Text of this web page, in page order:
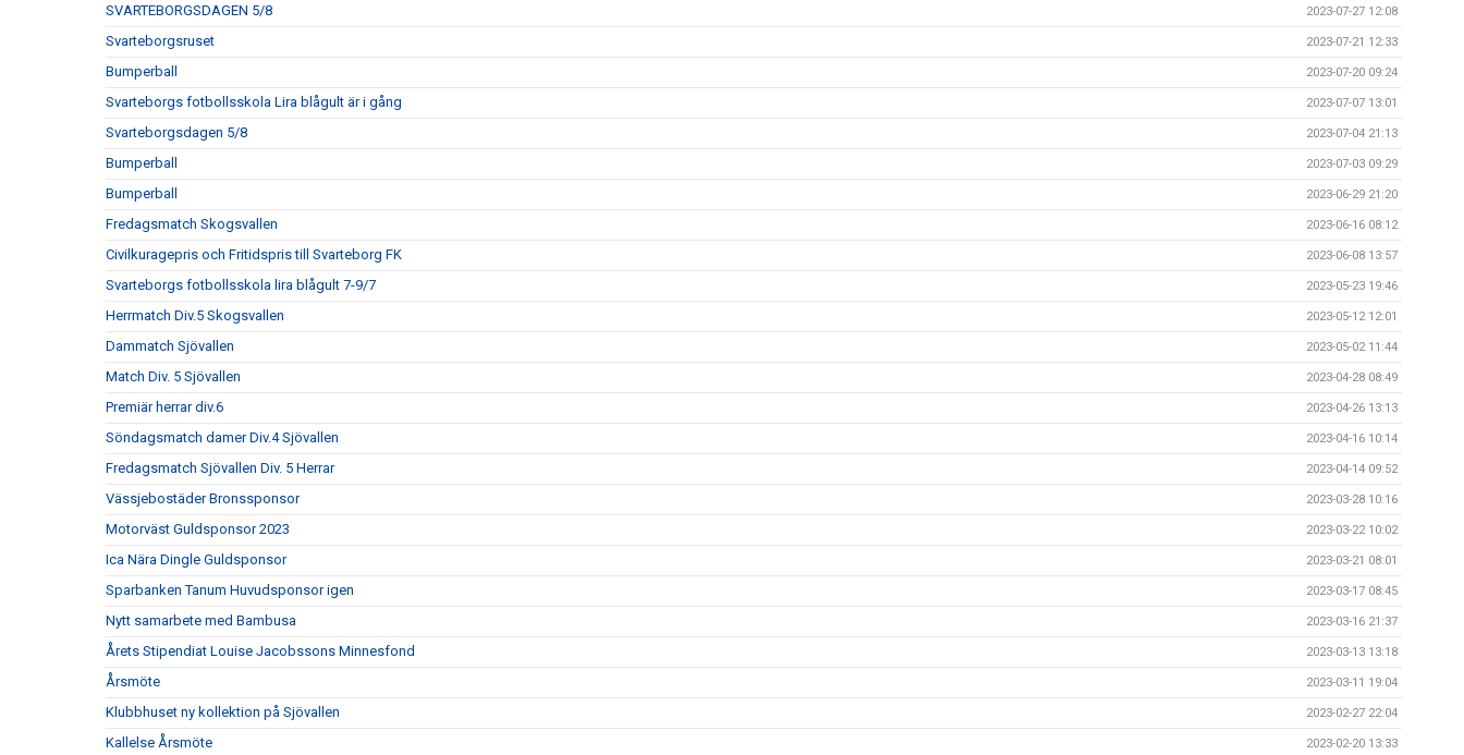
SVARTEBORGSDAGEN 5/8 2023-07-27 12:08
Svarteborgsruset 2023-07-21 12:33
Bumperball 2023-07-20 09:24
Svarteborgs fotbollsskola Lira blågult är i gång 2023-07-07 13:01
Svarteborgsdagen 5/8 2023-07-04 21:13
Bumperball 2023-07-03 09:29
Bumperball 2023-06-29 21:20
Fredagsmatch Skogsvallen 2023-06-16 08:12
Civilkuragepris och Fritidspris till Svarteborg FK 2023-06-08 13:57
Svarteborgs fotbollsskola lira blågult 7-9/7 2023-05-23 19:46
Herrmatch Div.5 Skogsvallen 2023-05-12 12:01
Dammatch Sjövallen 2023-05-02 11:44
Match Div. 5 Sjövallen 2023-04-28 08:49
Premiär herrar div.6 2023-04-26 13:13
Söndagsmatch damer Div.4 Sjövallen 2023-04-16 10:14
Fredagsmatch Sjövallen Div. 5 Herrar 2023-04-14 09:52
Vässjebostäder Bronssponsor 2023-03-28 10:16
Motorväst Guldsponsor 2023 2023-03-22 10:02
Ica Nära Dingle Guldsponsor 2023-03-21 08:01
Sparbanken Tanum Huvudsponsor igen 2023-03-17 08:45
Nytt samarbete med Bambusa 2023-03-16 21:37
Årets Stipendiat Louise Jacobssons Minnesfond 2023-03-13 13:18
Årsmöte 2023-03-11 19:04
Klubbhuset ny kollektion på Sjövallen 2023-02-27 22:04
Kallelse Årsmöte 2023-02-20 13:33